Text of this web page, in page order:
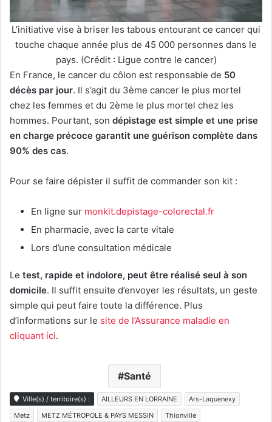
L’initiative vise à briser les tabous entourant ce cancer qui
touche chaque année plus de 45 000 personnes dans le
pays. (Crédit : Ligue contre le cancer)
En France, le cancer du côlon est responsable de 50
décès par jour. Il s’agit du 3ème cancer le plus mortel
chez les femmes et du 2ème le plus mortel chez les
hommes. Pourtant, son dépistage est simple et une prise
en charge précoce garantit une guérison complète dans
90% des cas.
Pour se faire dépister il suffit de commander son kit :
En ligne sur monkit.depistage-colorectal.fr
En pharmacie, avec la carte vitale
Lors d’une consultation médicale
Le test, rapide et indolore, peut être réalisé seul à son
domicile. Il suffit ensuite d’envoyer les résultats, un geste
simple qui peut faire toute la différence. Plus
d’informations sur le site de l’Assurance maladie en
cliquant ici.
Santé
Ville(s) / territoire(s) : AILLEURS EN LORRAINE
Ars-Laquenexy
Metz
METZ MÉTROPOLE & PAYS MESSIN Thionville